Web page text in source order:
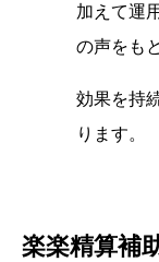
加えて運
の声をも
効果を持
ります。
楽楽精算補